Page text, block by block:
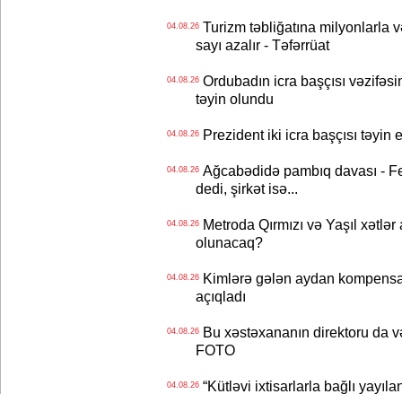
04.08.26Turizm təbliğatına milyonlarla
sayı azalır - Təfərrüat
04.08.26Ordubadın icra başçısı
təyin olundu
04.08.26Prezident iki icra başçısı təyin
04.08.26Ağcabədidə pambıq davası -
dedi, şirkət isə...
04.08.26Metroda Qırmızı və Yaşıl
olunacaq?
04.08.26Kimlərə gələn aydan
açıqladı
04.08.26Bu xəstəxananın direktoru da
FOTO
04.08.26“Kütləvi ixtisarlarla bağlı